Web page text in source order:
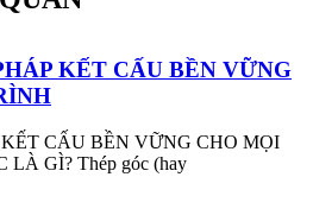
KẾT CẤU BỀN VỮNG
CẤU BỀN VỮNG CHO MỌI
LÀ GÌ? Thép góc (hay